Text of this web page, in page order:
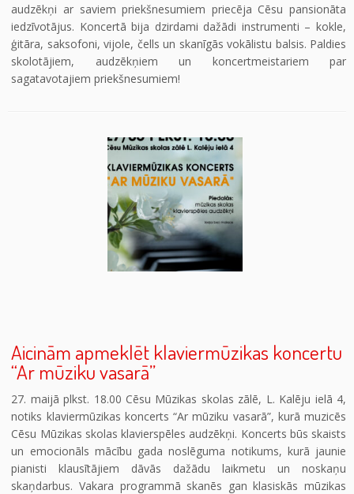
audzēkņi ar saviem priekšnesumiem priecēja Cēsu pansionāta
iedzīvotājus. Koncertā bija dzirdami dažādi instrumenti – kokle,
ģitāra, saksofoni, vijole, čells un skanīgās vokālistu balsis. Paldies
skolotājiem, audzēkņiem un koncertmeistariem par
sagatavotajiem priekšnesumiem!
Aicinām apmeklēt klaviermūzikas koncertu
“Ar mūziku vasarā”
27. maijā plkst. 18.00 Cēsu Mūzikas skolas zālē, L. Kalēju ielā 4,
notiks klaviermūzikas koncerts “Ar mūziku vasarā”, kurā muzicēs
Cēsu Mūzikas skolas klavierspēles audzēkņi. Koncerts būs skaists
un emocionāls mācību gada noslēguma notikums, kurā jaunie
pianisti klausītājiem dāvās dažādu laikmetu un noskaņu
skaņdarbus. Vakara programmā skanēs gan klasiskās mūzikas